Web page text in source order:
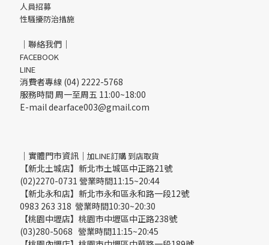
人員招募
性騷擾防治措施
｜聯絡我們｜
FACEBOOK
LINE
消費者專線 (04) 2222-5768
服務時間 周一至周五 11:00~18:00
E-mail dearface003@gmail.com
｜實體門市資訊｜ 加LINE訂購 到店取貨
【新北土城店】新北市土城區中正路21號
(02)2270-0731 營業時間11:15~20:44
【新北永和店】新北市永和區永和路一段12號
0983 263 318 營業時間10:30~20:30
【桃園中壢店】桃園市中壢區中正路238號
(03)280-5068 營業時間11:15~20:45